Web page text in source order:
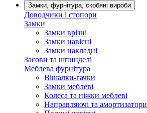
Замки, фурнітура, скобяні вироби
Доводчики і стопори
Замки
Замки врізні
Замки навісні
Замки накладні
Засови та шпинделі
Меблева фурнітура
Вішалки-гачки
Замки меблеві
Колеса та ніжки меблеві
Направляючі та амортизатори